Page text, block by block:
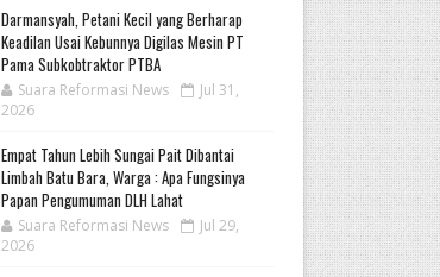
Darmansyah, Petani Kecil yang Berharap
Keadilan Usai Kebunnya Digilas Mesin PT
Pama Subkobtraktor PTBA
Suara Reformasi News
Jul 31,
2026
Empat Tahun Lebih Sungai Pait Dibantai
Limbah Batu Bara, Warga : Apa Fungsinya
Papan Pengumuman DLH Lahat
Suara Reformasi News
Jul 29,
2026